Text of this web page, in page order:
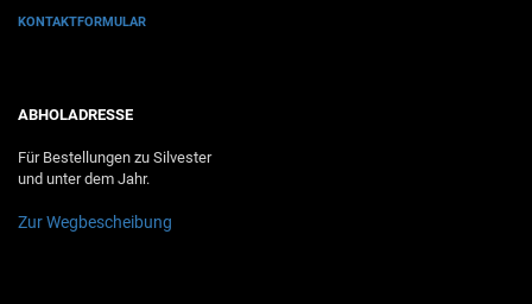
KONTAKTFORMULAR
ABHOLADRESSE
Für Bestellungen zu Silvester
und unter dem Jahr.
Zur Wegbescheibung